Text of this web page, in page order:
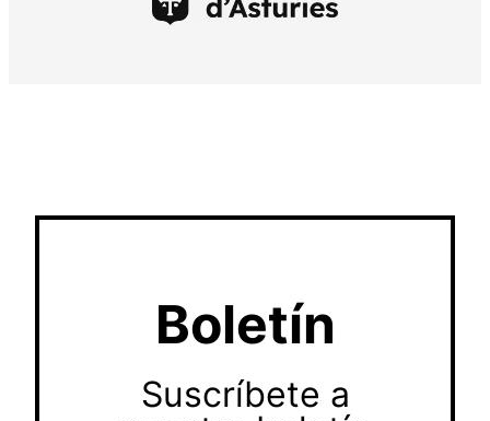
Boletín
Suscríbete a